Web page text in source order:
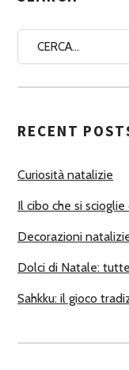
A
U
O
I
RECENT
Curiosità natalizie
Il cibo che si scioglie
Decorazioni
Dolci di Natale:
Sahkku: il gioco